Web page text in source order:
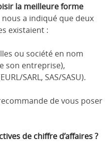
la meilleure forme
a indiqué que deux
existaient :
ou société en nom
son entreprise),
SARL, SAS/SASU).
de vous poser
de chiffre d’affaires ?